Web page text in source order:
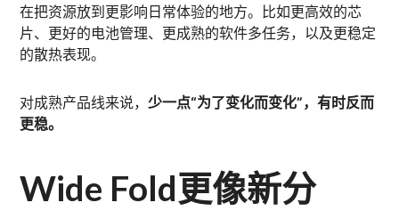
在把资源放到更影响日常体验的地方。比如更高效的芯
片、更好的电池管理、更成熟的软件多任务，以及更稳定
的散热表现。
对成熟产品线来说，少一点“为了变化而变化”，有时反而
更稳。
Wide Fold更像新分